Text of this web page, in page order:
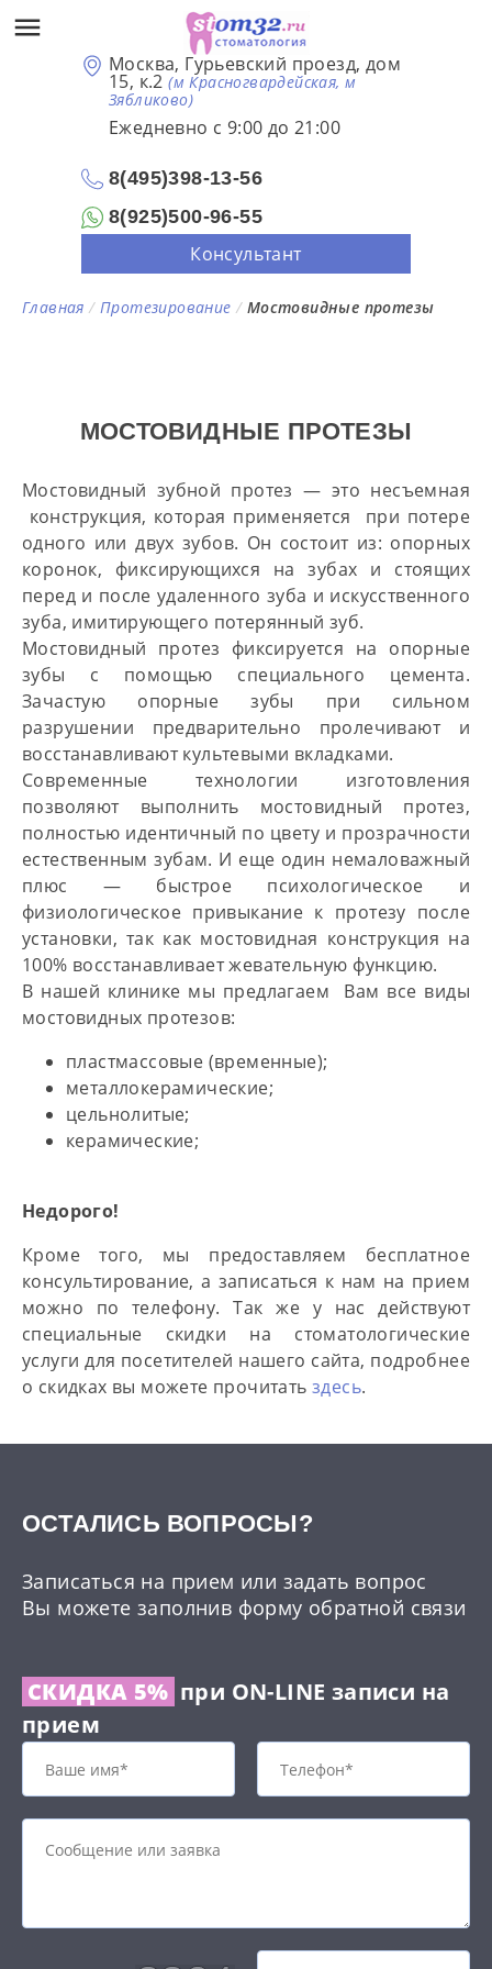
Москва, Гурьевский проезд, дом
15, к.2 (м Красногвардейская, м
Зябликово)
Ежедневно с 9:00 до 21:00
8(495)398-13-56
8(925)500-96-55
Консультант
Главная / Протезирование / Мостовидные протезы
МОСТОВИДНЫЕ ПРОТЕЗЫ
Мостовидный зубной протез — это несъемная
конструкция, которая применяется при потере
одного или двух зубов. Он состоит из: опорных
коронок, фиксирующихся на зубах и стоящих
перед и после удаленного зуба и искусственного
зуба, имитирующего потерянный зуб.
Мостовидный протез фиксируется на опорные
зубы с помощью специального цемента.
Зачастую опорные зубы при сильном
разрушении предварительно пролечивают и
восстанавливают культевыми вкладками.
Современные технологии изготовления
позволяют выполнить мостовидный протез,
полностью идентичный по цвету и прозрачности
естественным зубам. И еще один немаловажный
плюс — быстрое психологическое и
физиологическое привыкание к протезу после
установки, так как мостовидная конструкция на
100% восстанавливает жевательную функцию.
В нашей клинике мы предлагаем Вам все виды
мостовидных протезов:
пластмассовые (временные);
металлокерамические;
цельнолитые;
керамические;
Недорого!
Кроме того, мы предоставляем бесплатное
консультирование, а записаться к нам на прием
можно по телефону. Так же у нас действуют
специальные скидки на стоматологические
услуги для посетителей нашего сайта, подробнее
о скидках вы можете прочитать здесь.
ОCТАЛИСЬ ВОПРОСЫ?
Записаться на прием или задать вопрос
Вы можете заполнив форму обратной связи
СКИДКА 5% при ON-LINE записи на
прием